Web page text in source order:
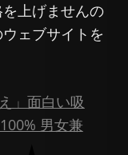
上げませんの
ェブサイトを
」面白い吸
男女兼